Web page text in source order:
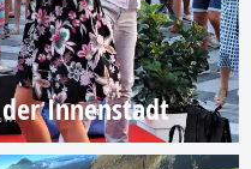
der Innenstadt